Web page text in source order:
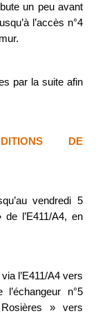
un peu avant
l’accès n°4
par la suite afin
DE
vendredi 5
l’E411/A4, en
l’E411/A4 vers
n°5
» vers